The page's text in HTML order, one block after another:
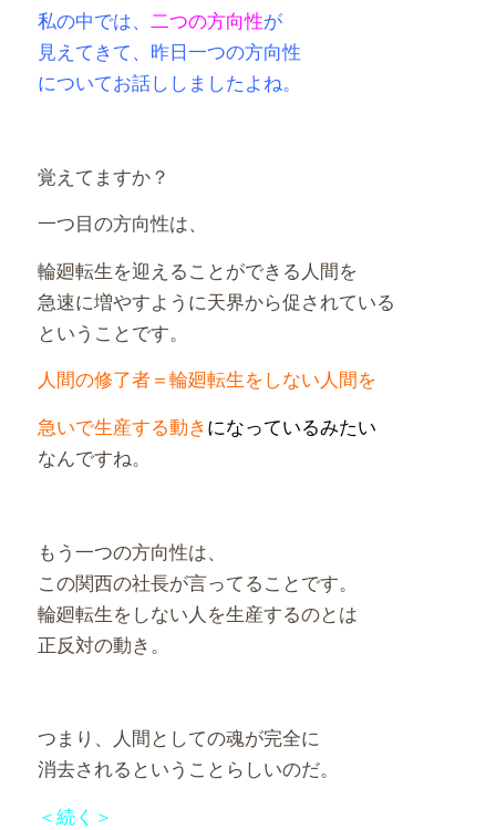
私の中では、 二つの方向性が
見えてきて、昨日一つの方向性
についてお話ししましたよね。
覚えてますか？
一つ目の方向性は、
輪廻転生を迎えることができる人間を
急速に増やすように天界から促されている
ということです。
人間の修了者＝輪廻転生をしない人間を
急いで生産する動きになっているみたい
なんですね。
もう一つの方向性は、
この関西の社長が言ってることです。
輪廻転生をしない人を生産するのとは
正反対の動き。
つまり、人間としての魂が完全に
消去されるということらしいのだ。
＜続く＞